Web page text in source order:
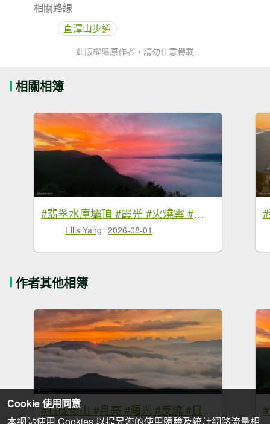
相關路線
直潭山步道
此版權屬原作者，請勿任意轉載
相關相簿
#翡翠水庫壩頂 #霞光 #火燒雲 #日出 #雲海 #山羌 8/1&5&6
Ellis Yang 2026-08-01
作者其他相簿
#石碇後山 #月亮 #曙光 #反燒 #日出 #雲海 8/3
Cookie 使用同意